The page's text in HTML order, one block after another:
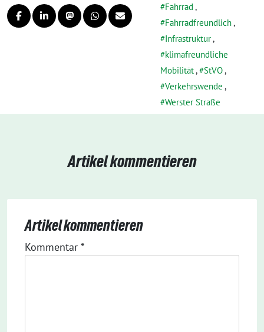
Fahrrad ,
Fahrradfreundlich,
Infrastruktur,
klimafreundliche
Mobilität, StVO,
Verkehrswende ,
Werster Straße
Artikel kommentieren
Artikel kommentieren
Kommentar *